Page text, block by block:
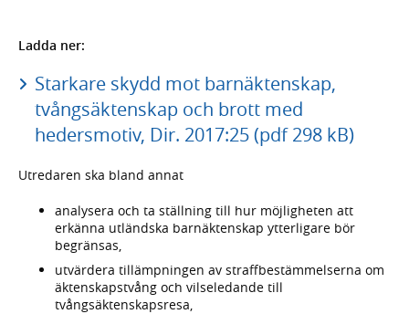
Ladda ner:
Starkare skydd mot barnäktenskap,
tvångsäktenskap och brott med
hedersmotiv, Dir. 2017:25 (pdf 298 kB)
Utredaren ska bland annat
analysera och ta ställning till hur möjligheten att
erkänna utländska barnäktenskap ytterligare bör
begränsas,
utvärdera tillämpningen av straffbestämmelserna om
äktenskapstvång och vilseledande till
tvångsäktenskapsresa,